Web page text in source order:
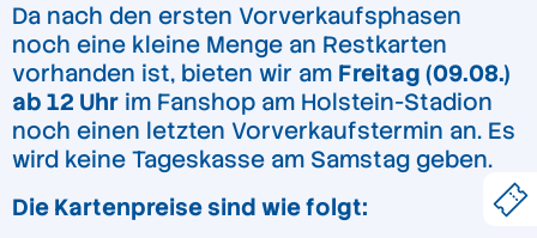
Da nach den ersten Vorverkaufsphasen
noch eine kleine Menge an Restkarten
vorhanden ist, bieten wir am Freitag (09.08.)
ab 12 Uhr im Fanshop am Holstein-Stadion
noch einen letzten Vorverkaufstermin an. Es
wird keine Tageskasse am Samstag geben.
Die Kartenpreise sind wie folgt: